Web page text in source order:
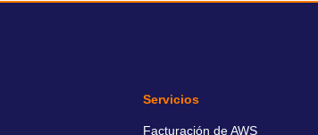
Servicios
Facturación de AWS